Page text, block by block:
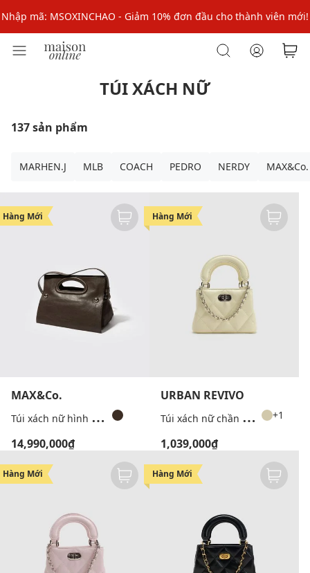
Nhập mã: MSOXINCHAO - Giảm 10% đơn đầu cho thành viên mới!
Nhập mã MSOPAY100: giảm ngay 10% khi thanh toán trực tuyến
TÚI XÁCH NỮ
137 sản phẩm
MARHEN.J MLB COACH PEDRO NERDY MAX&Co.
Hàng Mới
MAX&Co.
T
úi xách nữ hình thang Mclcaldaia
14,990,000₫
Hàng Mới
URBAN REVIVO
T
úi xách nữ chần bông quai tròn +1
1,039,000₫
Hàng Mới Hàng Mới